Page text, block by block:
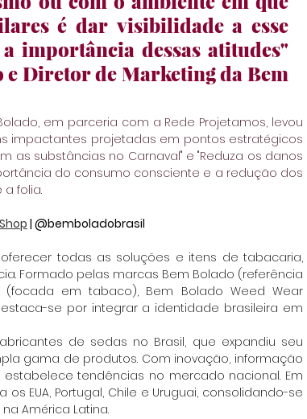
é dar visibilidade a esse
importância dessas atitudes"
Diretor de Marketing da Bem
em parceria com a Rede Projetamos, levou
impactantes projetadas em pontos estratégicos
as substâncias no Carnaval" e "Reduza os danos
do consumo consciente e a redução dos
folia.
| @bemboladobrasil
todas as soluções e itens de tabacaria,
Formado pelas marcas Bem Bolado (referência
em tabaco), Bem Bolado Weed Wear
se por integrar a identidade brasileira em
de sedas no Brasil, que expandiu seu
gama de produtos. Com inovação, informação
tendências no mercado nacional. Em
EUA, Portugal, Chile e Uruguai, consolidando-se
América Latina.